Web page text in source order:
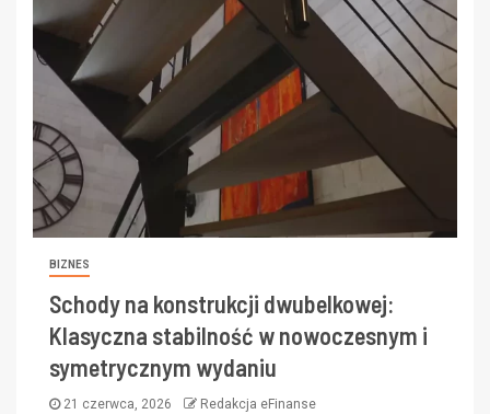
BIZNES
Schody na konstrukcji dwubelkowej:
Klasyczna stabilność w nowoczesnym i
symetrycznym wydaniu
21 czerwca, 2026 Redakcja eFinanse